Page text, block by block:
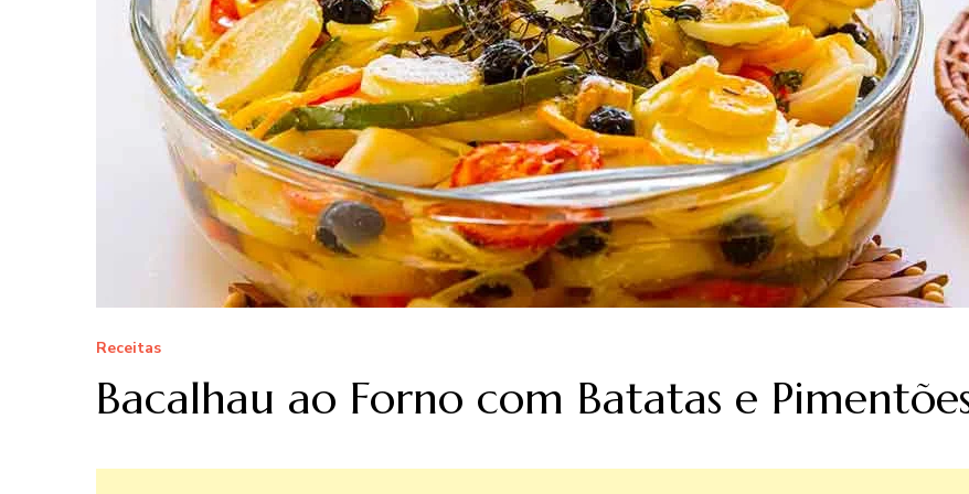
Receitas
Bacalhau ao Forno com Batatas e